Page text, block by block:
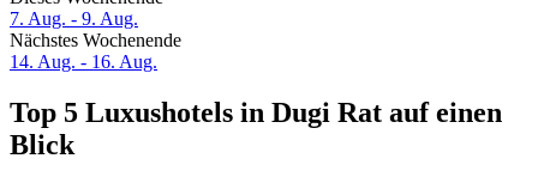
7. Aug. - 9. Aug.
Nächstes Wochenende
14. Aug. - 16. Aug.
Top 5 Luxushotels in Dugi Rat auf einen
Blick